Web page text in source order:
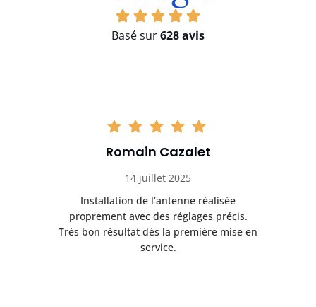
Basé sur628 avis
Romain Cazalet
14 juillet 2025
Installation de l’antenne réalisée
proprement avec des réglages précis.
Très bon résultat dès la première mise en
service.